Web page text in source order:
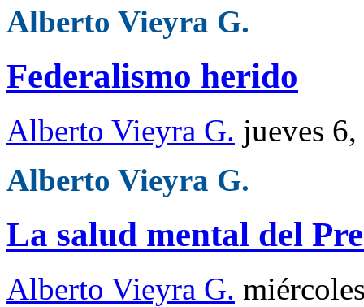
Alberto Vieyra G.
Federalismo herido
Alberto Vieyra G. jueves
Alberto Vieyra G.
La salud mental del
Alberto Vieyra G.